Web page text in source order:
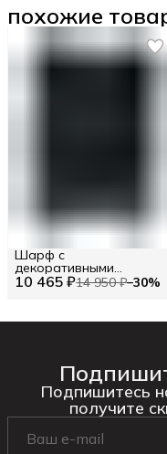
похожие
10 465 ₽14 950 ₽−30%
Шарф с
декоративными
элементами TWINSET
Подпишитесь
получите